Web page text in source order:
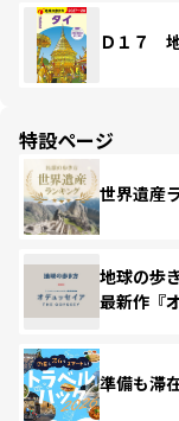
Ｄ１７
特設ページ
世界遺産
地球の歩
最新作『
準備も滞